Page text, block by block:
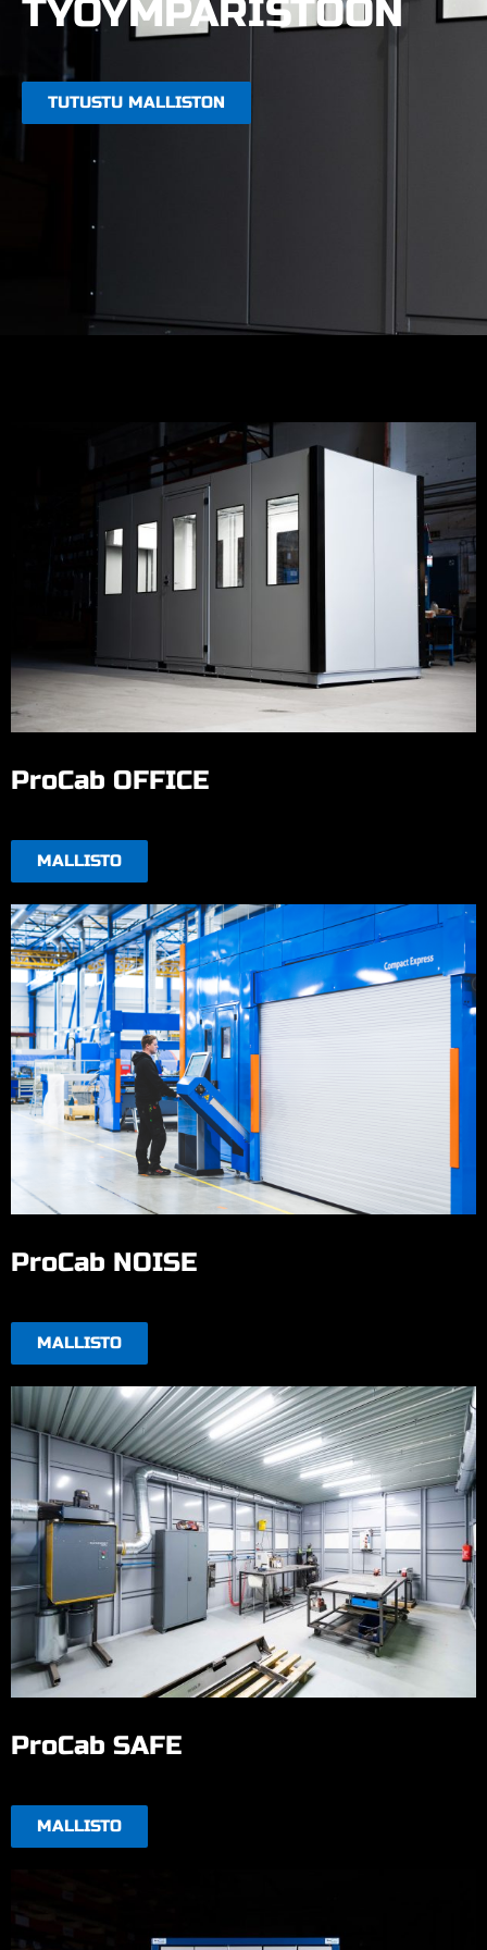
TYÖYMPÄRISTÖÖN
TUTUSTU MALLISTON
ProCab OFFICE
MALLISTO
ProCab NOISE
MALLISTO
ProCab SAFE
MALLISTO